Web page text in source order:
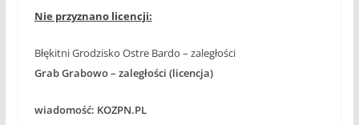
Nie przyznano licencji:
Błękitni Grodzisko Ostre Bardo – zaległości
Grab Grabowo – zaległości (licencja)
wiadomość: KOZPN.PL